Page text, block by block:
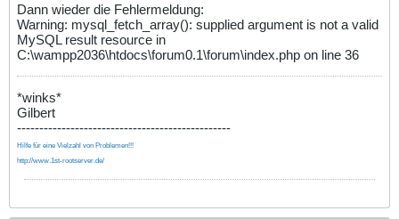
Dann wieder die Fehlermeldung:
Warning: mysql_fetch_array(): supplied argument is not a valid
MySQL result resource in
C:\wampp2036\htdocs\forum0.1\forum\index.php on line 36
*winks*
Gilbert
------------------------------------------------
Hilfe für eine Vielzahl von Problemen!!!
http://www.1st-rootserver.de/